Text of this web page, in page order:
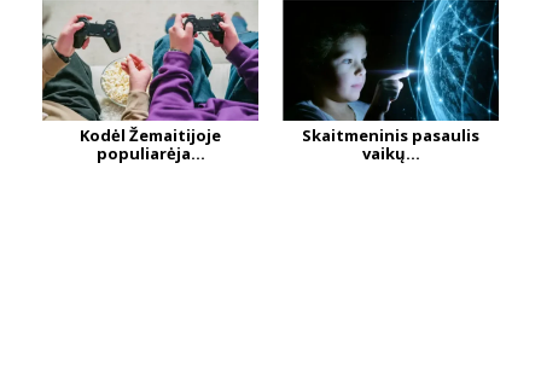
Kodėl Žemaitijoje
populiarėja...
Skaitmeninis pasaulis
vaikų...